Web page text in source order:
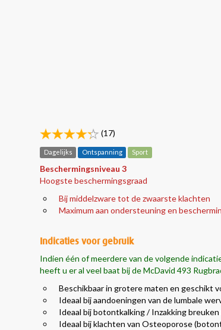
(17)
Dagelijks Ontspanning Sport
Beschermingsniveau 3
Hoogste beschermingsgraad
Bij middelzware tot de zwaarste klachten
Maximum aan ondersteuning en
Indicaties voor gebruik
Indien één of meerdere van de volgende
heeft u er al veel baat bij de McDavid 493
Beschikbaar in grotere maten en geschikt
Ideaal bij aandoeningen van de lumbale
Ideaal bij botontkalking / Inzakking
Ideaal bij klachten van Osteoporose